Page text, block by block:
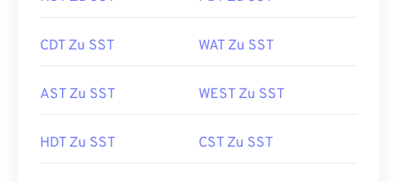
CDT Zu SST WAT Zu SST
AST Zu SST WEST Zu SST
HDT Zu SST CST Zu SST